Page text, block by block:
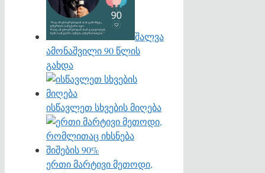
შალვა
ამონაშვილი 90 წლის
გახდა
ისწავლეთ სხვების მიღება
ერთი მარტივი მეთოდი,